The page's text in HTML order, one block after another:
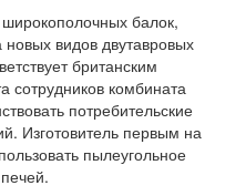
балок,
новых видов двутавровых
британским
сотрудников комбината
потребительские
Изготовитель первым на
пылеугольное